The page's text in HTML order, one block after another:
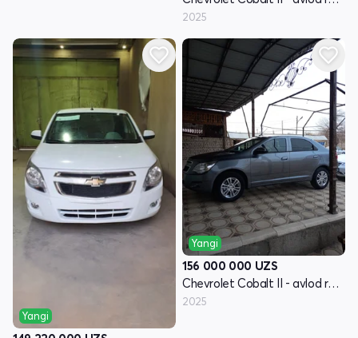
2025
Yangi
Yangi
156 000 000 UZS
Chevrolet Cobalt II - avlod restayling
2025